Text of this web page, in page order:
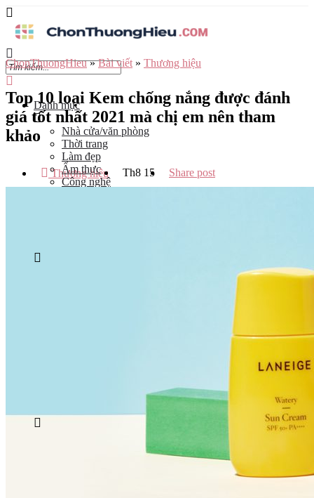
Danh mục
Nhà cửa/văn phòng
Thời trang
Làm đẹp
Ẩm thực
Công nghệ
ChonThuongHieu»Bài viết » Thương hiệu
Top 10 loại Kem chống nắng được đánh
giá tốt nhất 2021 mà chị em nên tham
khảo
Thương hiệu Th8 15 Share post